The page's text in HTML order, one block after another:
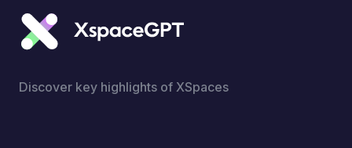
Discover key highlights of XSpaces